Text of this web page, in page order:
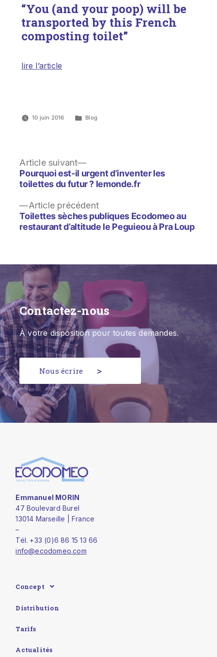
“You (and your poop) will be
transported by this French
composting toilet”
lire l’article
10 juin 2016 Blog
Article précédent
Toilettes sèches publiques Ecodomeo au
restaurant d’altitude le Peguieou à Pra Loup
Article suivant
Pourquoi est-il urgent d’inventer les
toilettes du futur ? lemonde.fr
Contactez-nous
À votre disposition pour toutes demandes.
Nous écrire
Emmanuel MORIN
47 Boulevard Burel
13014 Marseille | France
–
Tél. +33 (0)6 86 15 13 66
info@ecodomeo.com
Concept
Distribution
Tarifs
Actualités